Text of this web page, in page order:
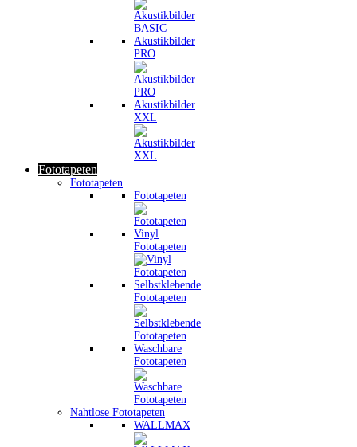
Akustikbilder
PRO
Akustikbilder
XXL
Fototapeten
Fototapeten
Fototapeten
Vinyl
Fototapeten
Selbstklebende
Fototapeten
Waschbare
Fototapeten
Nahtlose Fototapeten
WALLMAX